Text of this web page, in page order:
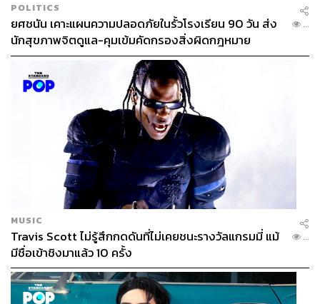
POLITICS
ยศชนัน เคาะแผนความปลอดภัยในรั้วโรงเรียน 90 วัน ส่ง
นักสุขภาพจิตดูแล-คุมเข้มคัดกรองสิ่งผิดกฎหมาย
...
MUSIC
Travis Scott ไม่รู้สึกกดดันที่ไม่เคยชนะรางวัลแกรมมี่ แม้
มีชื่อเข้าชิงมาแล้ว 10 ครั้ง
...